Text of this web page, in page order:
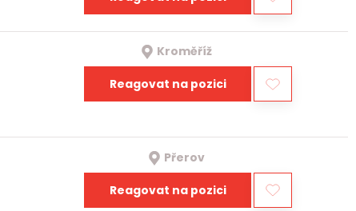
Kroměříž
Reagovat na pozici
Přerov
Reagovat na pozici